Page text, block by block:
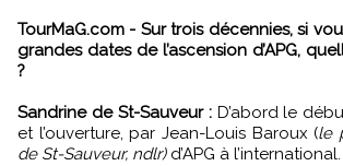
TourMaG.com - Sur trois décennies, si
grandes dates de l’ascension d’APG,
?
Sandrine de St-Sauveur :D’abord le
et l’ouverture, par Jean-Louis Baroux (le
de St-Sauveur, ndlr)d’APG à l’international.